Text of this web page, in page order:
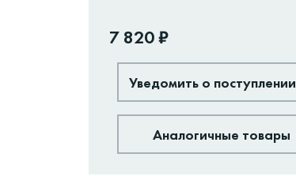
7 820 ₽
Уведомить о поступлении
Аналогичные товары